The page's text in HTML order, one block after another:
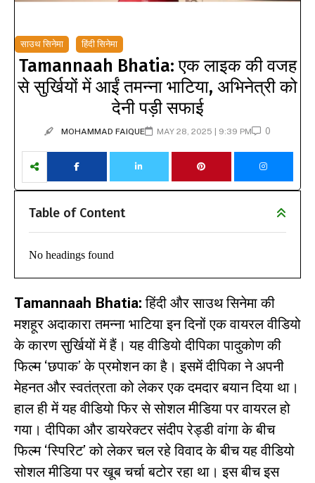
साउथ सिनेमा हिंदी सिनेमा
Tamannaah Bhatia: एक लाइक की वजह
से सुर्खियों में आईं तमन्ना भाटिया, अभिनेत्री को
देनी पड़ी सफाई
MOHAMMAD FAIQUE MAY 28, 2025 | 9:39 PM 0
Table of Content
No headings found
Tamannaah Bhatia: हिंदी और साउथ सिनेमा की
मशहूर अदाकारा तमन्ना भाटिया इन दिनों एक वायरल वीडियो
के कारण सुर्खियों में हैं। यह वीडियो दीपिका पादुकोण की
फिल्म ‘छपाक’ के प्रमोशन का है। इसमें दीपिका ने अपनी
मेहनत और स्वतंत्रता को लेकर एक दमदार बयान दिया था।
हाल ही में यह वीडियो फिर से सोशल मीडिया पर वायरल हो
गया। दीपिका और डायरेक्टर संदीप रेड्डी वांगा के बीच
फिल्म ‘स्पिरिट’ को लेकर चल रहे विवाद के बीच यह वीडियो
सोशल मीडिया पर खूब चर्चा बटोर रहा था। इस बीच इस